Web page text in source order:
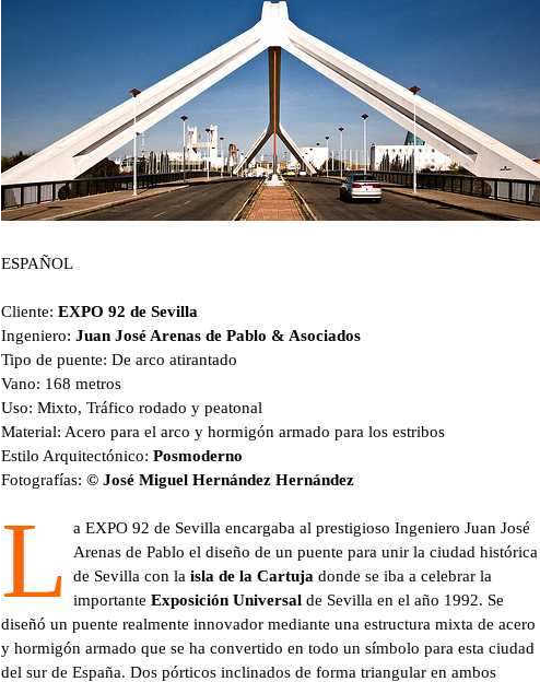
ESPAÑOL
Cliente: EXPO 92 de Sevilla
Ingeniero: Juan José Arenas de Pablo & Asociados
Tipo de puente: De arco atirantado
Vano: 168 metros
Uso: Mixto, Tráfico rodado y peatonal
Material: Acero para el arco y hormigón armado para los estribos
Estilo Arquitectónico: Posmoderno
Fotografías: © José Miguel Hernández Hernández
L
a EXPO 92 de Sevilla encargaba al prestigioso Ingeniero Juan José
Arenas de Pablo el diseño de un puente para unir la ciudad histórica
de Sevilla con la isla de la Cartuja donde se iba a celebrar la
importante Exposición Universal de Sevilla en el año 1992. Se
diseñó un puente realmente innovador mediante una estructura mixta de acero
y hormigón armado que se ha convertido en todo un símbolo para esta ciudad
del sur de España. Dos pórticos inclinados de forma triangular en ambos